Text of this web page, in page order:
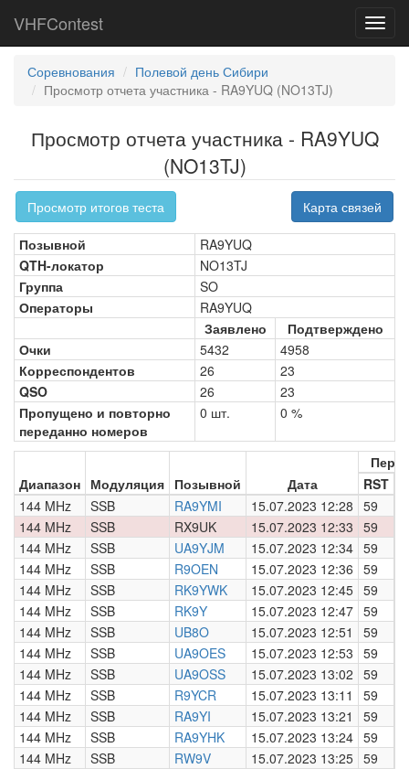
VHFContest
Соревнования
Полевой день Сибири
Просмотр отчета участника - RA9YUQ (NO13TJ)
Просмотр отчета участника - RA9YUQ
(NO13TJ)
Просмотр итогов теста Карта связей
Позывной
RA9YUQ
QTH-локатор
NO13TJ
Группа
SO
Операторы
RA9YUQ
Заявлено
Подтверждено
Очки
5432
4958
Корреспондентов
26
23
QSO
26
23
Пропущено и повторно
переданно номеров
0 шт. 0 %
Диапазон Модуляция Позывной Дата
RST
144 MHz
SSB RA9YMI 15.07.2023 12:28 59
144 MHz
SSB RX9UK 15.07.2023 12:33 59
144 MHz
SSB UA9YJM 15.07.2023 12:34 59
144 MHz
SSB R9OEN 15.07.2023 12:36 59
144 MHz
SSB RK9YWK 15.07.2023 12:45 59
144 MHz
SSB RK9Y 15.07.2023 12:47 59
144 MHz
SSB UB8O 15.07.2023 12:51 59
144 MHz
SSB UA9OES 15.07.2023 12:53 59
144 MHz
SSB UA9OSS 15.07.2023 13:02 59
144 MHz
SSB R9YCR 15.07.2023 13:11 59
144 MHz
SSB RA9YI 15.07.2023 13:21 59
144 MHz
SSB RA9YHK 15.07.2023 13:24 59
144 MHz
SSB RW9V 15.07.2023 13:25 59